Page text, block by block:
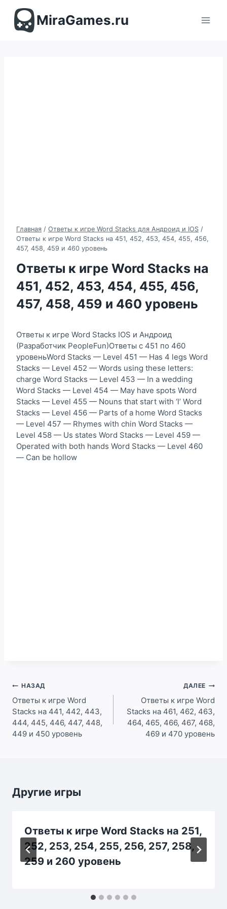
содержимомуMiraGames.ru
Главная / Ответы к игре Word Stacks для Андроид и IOS /
Ответы к игре Word Stacks на 451, 452, 453, 454, 455, 456,
457, 458, 459 и 460 уровень
Ответы к игре Word Stacks на
451, 452, 453, 454, 455, 456,
457, 458, 459 и 460 уровень
Ответы к игре Word Stacks IOS и Андроид
(Разработчик PeopleFun)Ответы с 451 по 460
уровеньWord Stacks — Level 451 — Has 4 legs Word
Stacks — Level 452 — Words using these letters:
charge Word Stacks — Level 453 — In a wedding
Word Stacks — Level 454 — May have spots Word
Stacks — Level 455 — Nouns that start with ‘l’ Word
Stacks — Level 456 — Parts of a home Word Stacks
— Level 457 — Rhymes with chin Word Stacks —
Level 458 — Us states Word Stacks — Level 459 —
Operated with both hands Word Stacks — Level 460
— Can be hollow
Навигация
по
записям
НАЗАД
Ответы к игре Word
Stacks на 441, 442, 443,
444, 445, 446, 447, 448,
449 и 450 уровень
ДАЛЕЕ
Ответы к игре Word
Stacks на 461, 462, 463,
464, 465, 466, 467, 468,
469 и 470 уровень
Другие игры
Ответы к игре Word Stacks на 251,
252, 253, 254, 255, 256, 257, 258,
259 и 260 уровень